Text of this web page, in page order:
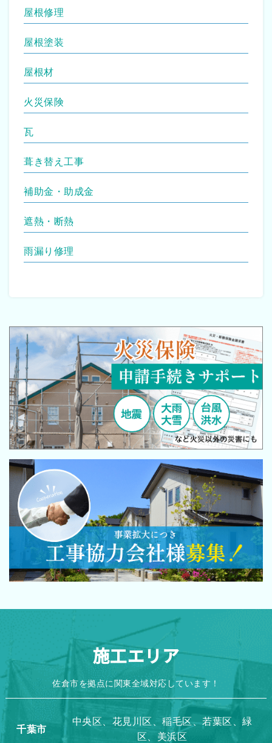
屋根修理
屋根塗装
屋根材
火災保険
瓦
葺き替え工事
補助金・助成金
遮熱・断熱
雨漏り修理
施工エリア
佐倉市を拠点に関東全域対応しています！
千葉市
中央区、花見川区、稲毛区、若葉区、緑
区、美浜区